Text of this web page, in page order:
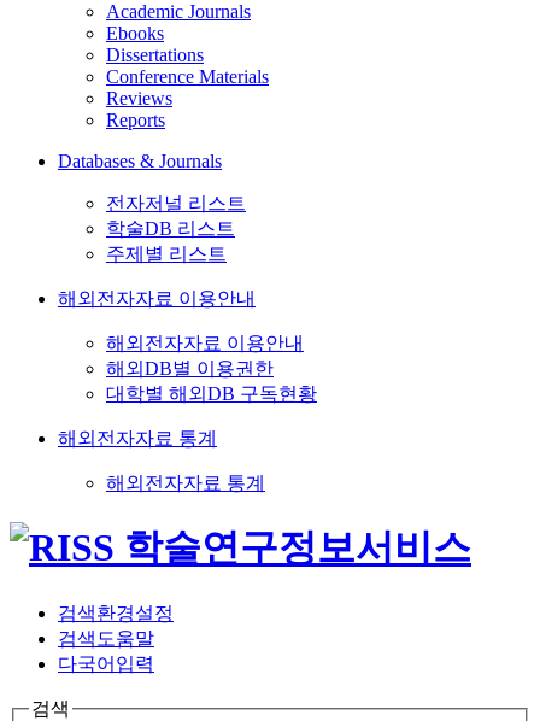
Academic Journals
Ebooks
Dissertations
Conference Materials
Reviews
Reports
Databases & Journals
전자저널 리스트
학술DB 리스트
주제별 리스트
해외전자자료 이용안내
해외전자자료 이용안내
해외DB별 이용권한
대학별 해외DB 구독현황
해외전자자료 통계
해외전자자료 통계
검색환경설정
검색도움말
다국어입력
검색